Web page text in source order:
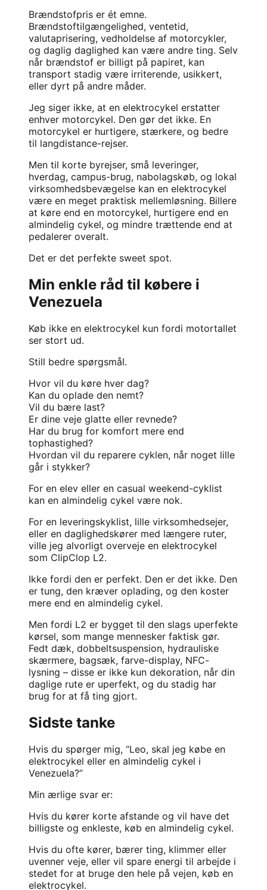
Brændstofpris er ét emne.
Brændstoftilgængelighed, ventetid,
valutaprisering, vedholdelse af motorcykler,
og daglig daglighed kan være andre ting. Selv
når brændstof er billigt på papiret, kan
transport stadig være irriterende, usikkert,
eller dyrt på andre måder.
Jeg siger ikke, at en elektrocykel erstatter
enhver motorcykel. Den gør det ikke. En
motorcykel er hurtigere, stærkere, og bedre
til langdistance-rejser.
Men til korte byrejser, små leveringer,
hverdag, campus-brug, nabolagskøb, og lokal
virksomhedsbevægelse kan en elektrocykel
være en meget praktisk mellemløsning. Billere
at køre end en motorcykel, hurtigere end en
almindelig cykel, og mindre trættende end at
pedalerer overalt.
Det er det perfekte sweet spot.
Min enkle råd til købere i
Venezuela
Køb ikke en elektrocykel kun fordi motortallet
ser stort ud.
Still bedre spørgsmål.
Hvor vil du køre hver dag?
Kan du oplade den nemt?
Vil du bære last?
Er dine veje glatte eller revnede?
Har du brug for komfort mere end
tophastighed?
Hvordan vil du reparere cyklen, når noget lille
går i stykker?
For en elev eller en casual weekend-cyklist
kan en almindelig cykel være nok.
For en leveringskyklist, lille virksomhedsejer,
eller en daglighedskører med længere ruter,
ville jeg alvorligt overveje en elektrocykel
som ClipClop L2.
Ikke fordi den er perfekt. Den er det ikke. Den
er tung, den kræver oplading, og den koster
mere end en almindelig cykel.
Men fordi L2 er bygget til den slags uperfekte
kørsel, som mange mennesker faktisk gør.
Fedt dæk, dobbeltsuspension, hydrauliske
skærmere, bagsæk, farve-display, NFC-
lysning – disse er ikke kun dekoration, når din
daglige rute er uperfekt, og du stadig har
brug for at få ting gjort.
Sidste tanke
Hvis du spørger mig, “Leo, skal jeg købe en
elektrocykel eller en almindelig cykel i
Venezuela?”
Min ærlige svar er:
Hvis du kører korte afstande og vil have det
billigste og enkleste, køb en almindelig cykel.
Hvis du ofte kører, bærer ting, klimmer eller
uvenner veje, eller vil spare energi til arbejde i
stedet for at bruge den hele på vejen, køb en
elektrocykel.